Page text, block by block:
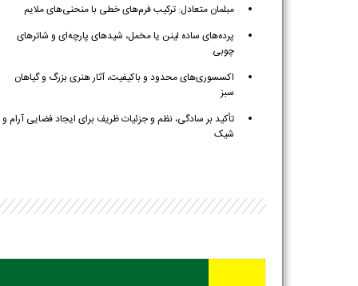
مبلمان متعادل: ترکیب فرم‌های خطی با منحنی‌های ملایم
پرده‌های ساده لینن یا مخمل، شیدهای پارچه‌ای و شاترهای
چوبی
اکسسوری‌های محدود و باکیفیت، آثار هنری بزرگ و گیاهان
سبز
تأکید بر سادگی، نظم و جزئیات ظریف برای ایجاد فضایی آرام و
شیک